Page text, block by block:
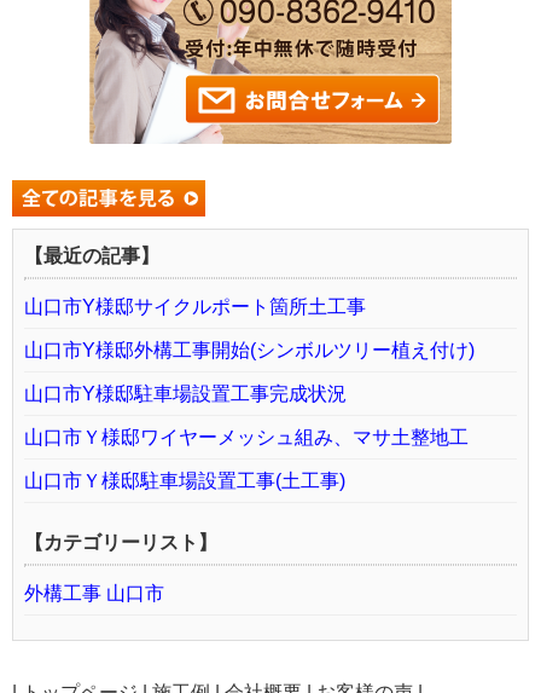
【最近の記事】
山口市Y様邸サイクルポート箇所土工事
山口市Y様邸外構工事開始(シンボルツリー植え付け)
山口市Y様邸駐車場設置工事完成状況
山口市Ｙ様邸ワイヤーメッシュ組み、マサ土整地工
山口市Ｙ様邸駐車場設置工事(土工事)
【カテゴリーリスト】
外構工事 山口市